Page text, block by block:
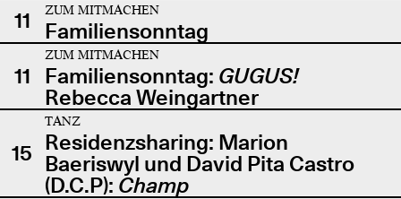
11
ZUM MITMACHEN
Familiensonntag
11
ZUM MITMACHEN
Familiensonntag: GUGUS!
Rebecca Weingartner
15
TANZ
Residenzsharing: Marion
Baeriswyl und David Pita Castro
(D.C.P): Champ